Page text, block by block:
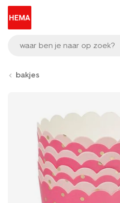
waar ben je naar op zoek?
bakjes